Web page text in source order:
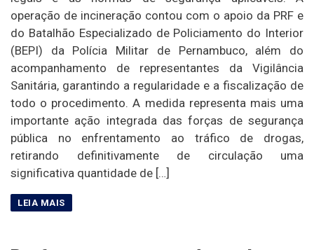
operação de incineração contou com o apoio da PRF e
do Batalhão Especializado de Policiamento do Interior
(BEPI) da Polícia Militar de Pernambuco, além do
acompanhamento de representantes da Vigilância
Sanitária, garantindo a regularidade e a fiscalização de
todo o procedimento. A medida representa mais uma
importante ação integrada das forças de segurança
pública no enfrentamento ao tráfico de drogas,
retirando definitivamente de circulação uma
significativa quantidade de […]